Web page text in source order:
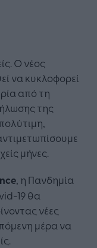
Ο νέος
να κυκλοφορεί
από τη
της
μήνες.
, η Πανδημία
19 θα
νέες
μέρα να